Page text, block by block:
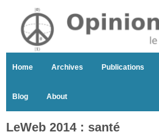
Home Archives Publications
Blog About
LeWeb 2014 : santé